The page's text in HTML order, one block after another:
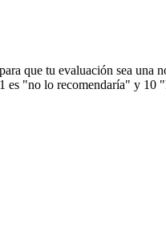
que tu evaluación sea una
es "no lo recomendaría" y